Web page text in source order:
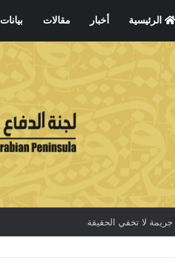
الرئيسية أخبار مقالات بيانات
جريمة لا تخفي الحقيقة